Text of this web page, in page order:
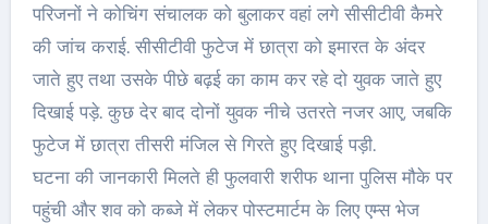
परिजनों ने कोचिंग संचालक को बुलाकर वहां लगे सीसीटीवी कैमरे
की जांच कराई. सीसीटीवी फुटेज में छात्रा को इमारत के अंदर
जाते हुए तथा उसके पीछे बढ़ई का काम कर रहे दो युवक जाते हुए
दिखाई पड़े. कुछ देर बाद दोनों युवक नीचे उतरते नजर आए, जबकि
फुटेज में छात्रा तीसरी मंजिल से गिरते हुए दिखाई पड़ी.
घटना की जानकारी मिलते ही फुलवारी शरीफ थाना पुलिस मौके पर
पहुंची और शव को कब्जे में लेकर पोस्टमार्टम के लिए एम्स भेज